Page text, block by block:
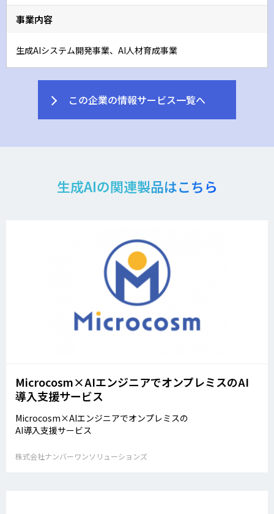
事業内容
生成AIシステム開発事業、AI人材育成事業
この企業の情報サービス一覧へ
生成AIの関連製品はこちら
Microcosm×AIエンジニアでオンプレミスのAI
導入支援サービス
Microcosm×AIエンジニアでオンプレミスの
AI導入支援サービス
株式会社ナンバーワンソリューションズ